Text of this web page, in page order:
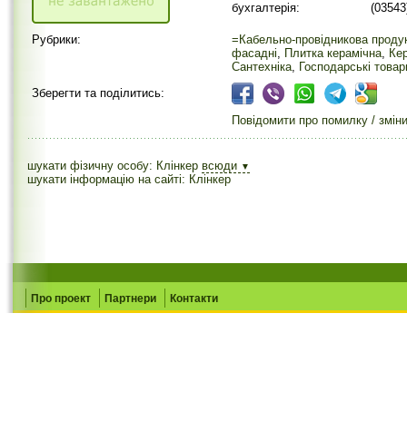
бухгалтерія:
Рубрики:
=Кабельно-провідникова
фасадні, Плитка керамічна,
Сантехніка, Господарські
Зберегти та поділитись:
Повідомити про помилку / зміни
шукати фізичну особу: Клінкер всюди ▼
шукати інформацію на сайті: Клінкер
Про проект Партнери Контакти